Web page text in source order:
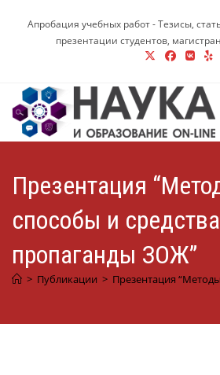
содержимому
Апробация учебных работ - Тезисы,
презентации студентов,
Презентация
способы и средства
пропаганды ЗОЖ”
> Публикации > Презентация